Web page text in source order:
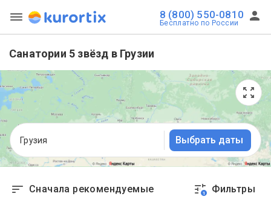
8 (800) 550-0810
Бесплатно по России
Санатории 5 звёзд в Грузии
Грузия Выбрать даты
Сначала рекомендуемые 1 Фильтры